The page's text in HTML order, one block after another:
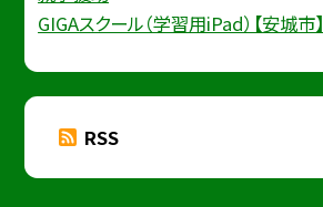
GIGAスクール（学習用iPad）【安城市】
RSS